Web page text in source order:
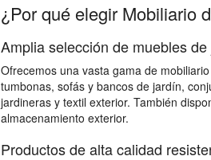
¿Por qué elegir Mobiliario
Amplia selección de muebles
Ofrecemos una vasta gama de
tumbonas, sofás y bancos de jardín,
jardineras y textil exterior. También
almacenamiento exterior.
Productos de alta calidad